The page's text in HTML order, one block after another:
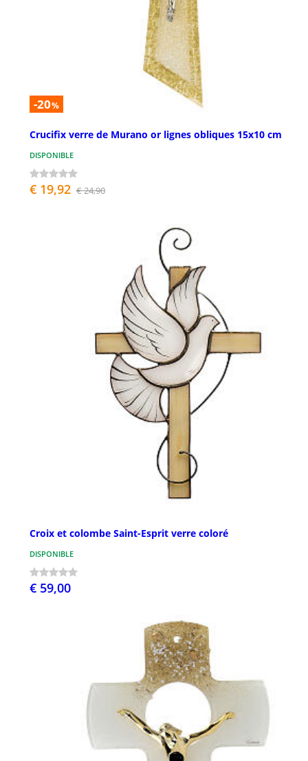
-20%
Crucifix verre de Murano or lignes obliques 15x10 cm
DISPONIBLE
€ 19,92 € 24,90
Croix et colombe Saint-Esprit verre coloré
DISPONIBLE
€ 59,00